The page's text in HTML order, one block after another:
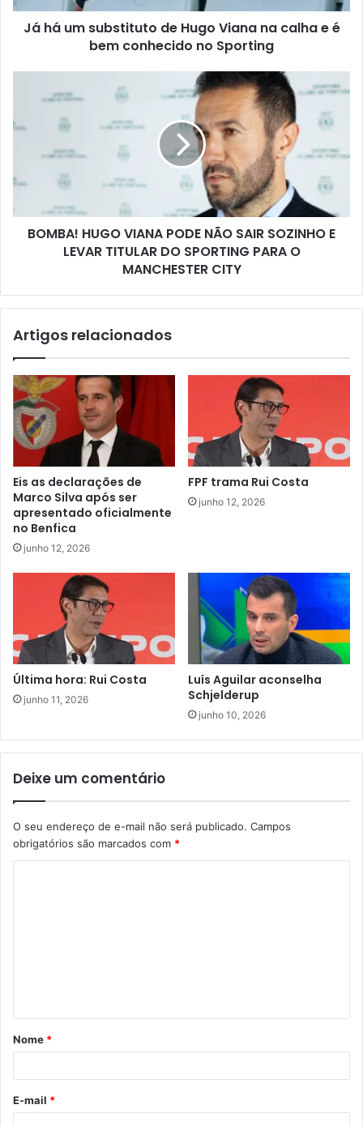
Já há um substituto de Hugo Viana na calha e é
bem conhecido no Sporting
BOMBA! HUGO VIANA PODE NÃO SAIR SOZINHO E
LEVAR TITULAR DO SPORTING PARA O
MANCHESTER CITY
Artigos relacionados
Eis as declarações de
Marco Silva após ser
apresentado oficialmente
no Benfica
junho 12, 2026
FPF trama Rui Costa
junho 12, 2026
Última hora: Rui Costa
junho 11, 2026
Luís Aguilar aconselha
Schjelderup
junho 10, 2026
Deixe um comentário
O seu endereço de e-mail não será publicado. Campos
obrigatórios são marcados com *
á
r
*
Nome *
E-mail *